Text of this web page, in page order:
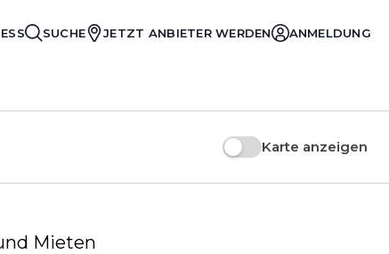
SUCHE JETZT ANBIETER WERDEN ANMELDUNG
Karte anzeigen
Mieten